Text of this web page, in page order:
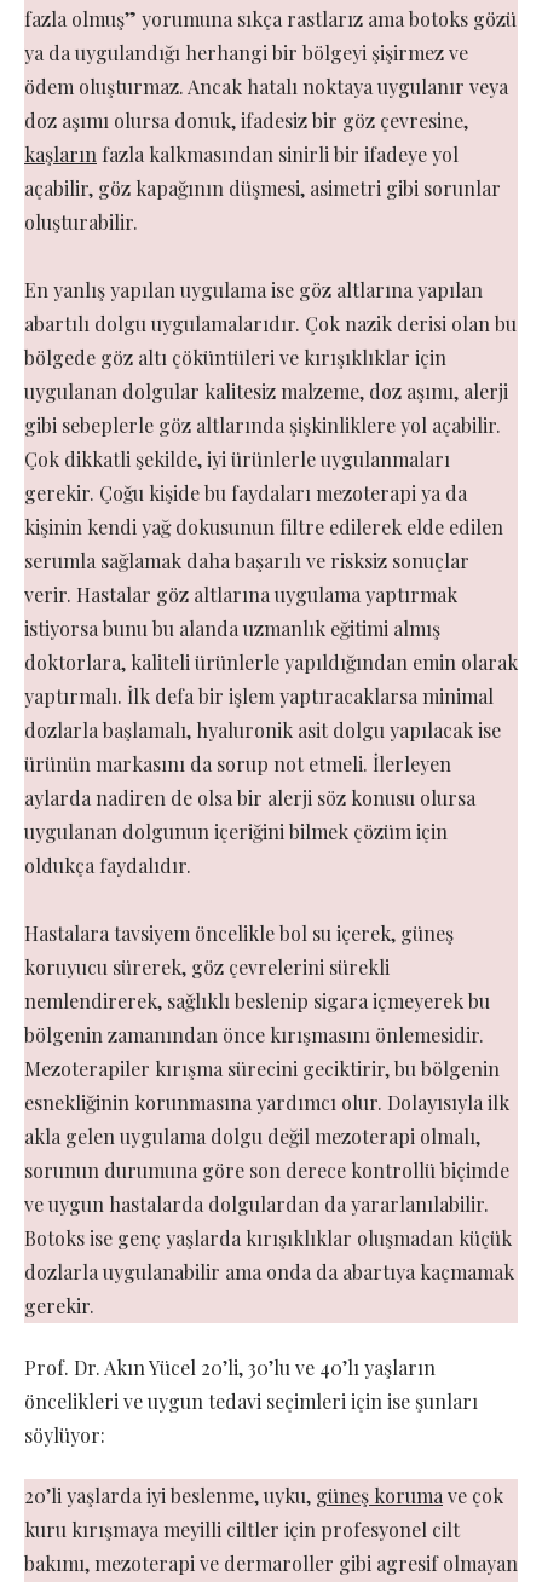
fazla olmuş” yorumuna sıkça rastlarız ama botoks gözü
ya da uygulandığı herhangi bir bölgeyi şişirmez ve
ödem oluşturmaz. Ancak hatalı noktaya uygulanır veya
doz aşımı olursa donuk, ifadesiz bir göz çevresine,
kaşların fazla kalkmasından sinirli bir ifadeye yol
açabilir, göz kapağının düşmesi, asimetri gibi sorunlar
oluşturabilir.
En yanlış yapılan uygulama ise göz altlarına yapılan
abartılı dolgu uygulamalarıdır. Çok nazik derisi olan bu
bölgede göz altı çöküntüleri ve kırışıklıklar için
uygulanan dolgular kalitesiz malzeme, doz aşımı, alerji
gibi sebeplerle göz altlarında şişkinliklere yol açabilir.
Çok dikkatli şekilde, iyi ürünlerle uygulanmaları
gerekir. Çoğu kişide bu faydaları mezoterapi ya da
kişinin kendi yağ dokusunun filtre edilerek elde edilen
serumla sağlamak daha başarılı ve risksiz sonuçlar
verir. Hastalar göz altlarına uygulama yaptırmak
istiyorsa bunu bu alanda uzmanlık eğitimi almış
doktorlara, kaliteli ürünlerle yapıldığından emin olarak
yaptırmalı. İlk defa bir işlem yaptıracaklarsa minimal
dozlarla başlamalı, hyaluronik asit dolgu yapılacak ise
ürünün markasını da sorup not etmeli. İlerleyen
aylarda nadiren de olsa bir alerji söz konusu olursa
uygulanan dolgunun içeriğini bilmek çözüm için
oldukça faydalıdır.
Hastalara tavsiyem öncelikle bol su içerek, güneş
koruyucu sürerek, göz çevrelerini sürekli
nemlendirerek, sağlıklı beslenip sigara içmeyerek bu
bölgenin zamanından önce kırışmasını önlemesidir.
Mezoterapiler kırışma sürecini geciktirir, bu bölgenin
esnekliğinin korunmasına yardımcı olur. Dolayısıyla ilk
akla gelen uygulama dolgu değil mezoterapi olmalı,
sorunun durumuna göre son derece kontrollü biçimde
ve uygun hastalarda dolgulardan da yararlanılabilir.
Botoks ise genç yaşlarda kırışıklıklar oluşmadan küçük
dozlarla uygulanabilir ama onda da abartıya kaçmamak
gerekir.
Prof. Dr. Akın Yücel 20’li, 30’lu ve 40’lı yaşların
öncelikleri ve uygun tedavi seçimleri için ise şunları
söylüyor:
20’li yaşlarda iyi beslenme, uyku, güneş korumave çok
kuru kırışmaya meyilli ciltler için profesyonel cilt
bakımı, mezoterapi ve dermaroller gibi agresif olmayan